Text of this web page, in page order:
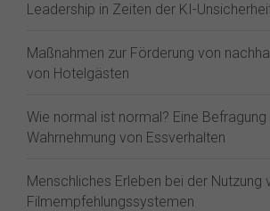
Leadership in Zeiten der KI-
Maßnahmen zur Förderung von
von Hotelgästen
Wie normal ist normal? Eine Befragung
Wahrnehmung von Essverhalten
Menschliches Erleben bei der Nutzung
Filmempfehlungssystemen